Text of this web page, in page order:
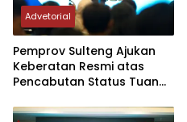
Advetorial
Pemprov Sulteng Ajukan
Keberatan Resmi atas
Pencabutan Status Tuan
2027